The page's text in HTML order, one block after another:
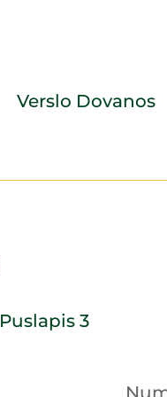
Verslo Dovanos
Puslapis 3